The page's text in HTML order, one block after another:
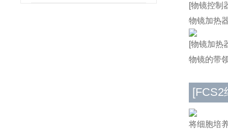
[物镜控制
物镜加热
[物镜加热
物镜的带
[FCS2
将细胞培